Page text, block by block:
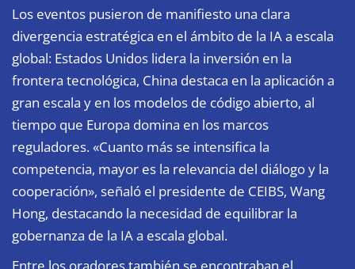
Los eventos pusieron de manifiesto una clara
divergencia estratégica en el ámbito de la IA a escala
global: Estados Unidos lidera la inversión en la
frontera tecnológica, China destaca en la aplicación a
gran escala y en los modelos de código abierto, al
tiempo que Europa domina en los marcos
reguladores. «Cuanto más se intensifica la
competencia, mayor es la relevancia del diálogo y la
cooperación», señaló el presidente de CEIBS, Wang
Hong, destacando la necesidad de equilibrar la
gobernanza de la IA a escala global.